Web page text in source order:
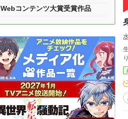
生
Webコンテンツ大賞受賞作品